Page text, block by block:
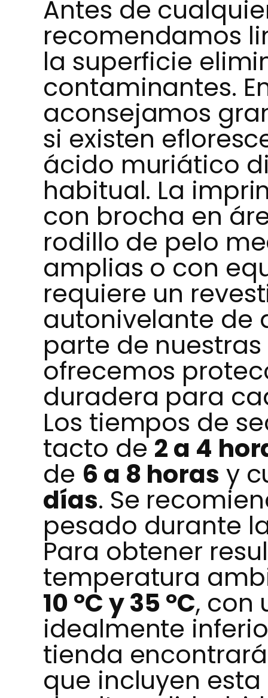
Antes de
recomendamos
la superficie
contaminantes.
aconsejamos
si existen
ácido muriático
habitual. La
con brocha en
rodillo de pelo
amplias o con
requiere un
autonivelante de
parte de
ofrecemos
duradera para
Los tiempos de
tacto de2 a 4
de 6 a 8 horas y
días. Se
pesado durante
Para obtener
temperatura
10 °C y 35 °C, con
idealmente
tienda
que incluyen